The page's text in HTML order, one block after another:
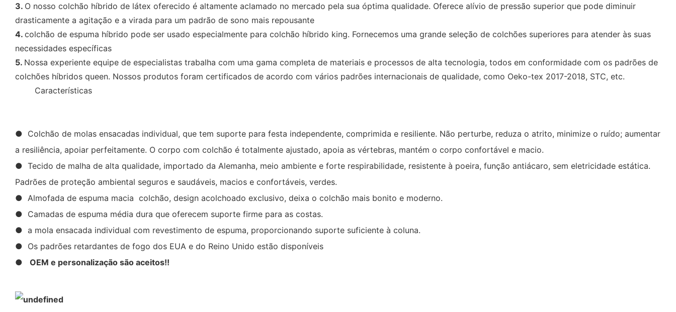
3. O nosso colchão híbrido de látex oferecido é altamente aclamado no mercado pela sua óptima qualidade. Oferece alívio de pressão superior que pode diminuir
drasticamente a agitação e a virada para um padrão de sono mais repousante
4. colchão de espuma híbrido pode ser usado especialmente para colchão híbrido king. Fornecemos uma grande seleção de colchões superiores para atender às suas
necessidades específicas
5. Nossa experiente equipe de especialistas trabalha com uma gama completa de materiais e processos de alta tecnologia, todos em conformidade com os padrões de
colchões híbridos queen. Nossos produtos foram certificados de acordo com vários padrões internacionais de qualidade, como Oeko-tex 2017-2018, STC, etc.
Características
● Colchão de molas ensacadas individual, que tem suporte para festa independente, comprimida e resiliente. Não perturbe, reduza o atrito, minimize o ruído; aumentar
a resiliência, apoiar perfeitamente. O corpo com colchão é totalmente ajustado, apoia as vértebras, mantém o corpo confortável e macio.
● Tecido de malha de alta qualidade, importado da Alemanha, meio ambiente e forte respirabilidade, resistente à poeira, função antiácaro, sem eletricidade estática.
Padrões de proteção ambiental seguros e saudáveis, macios e confortáveis, verdes.
● Almofada de espuma macia colchão, design acolchoado exclusivo, deixa o colchão mais bonito e moderno.
● Camadas de espuma média dura que oferecem suporte firme para as costas.
● a mola ensacada individual com revestimento de espuma, proporcionando suporte suficiente à coluna.
● Os padrões retardantes de fogo dos EUA e do Reino Unido estão disponíveis
●
OEM e personalização são aceitos!!